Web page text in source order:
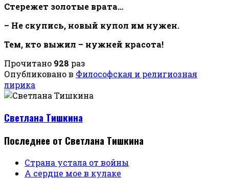
Стережет золотые врата…
– Не скупись, новый купол им нужен.
Тем, кто выжил – нужней красота!
Прочитано 928 раз
Опубликовано в Философская и религиозная
лирика
Светлана Тишкина
Последнее от Светлана Тишкина
Страна устала от войны
А сердце мое в кулаке